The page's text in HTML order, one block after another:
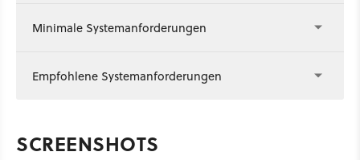
Minimale Systemanforderungen
Empfohlene Systemanforderungen
SCREENSHOTS